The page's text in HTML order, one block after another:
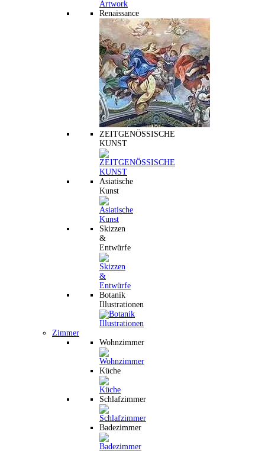
Renaissance
ZEITGENÖSSISCHE
KUNST
Asiatische
Kunst
Skizzen
&
Entwürfe
Botanik
Illustrationen
Zimmer
Wohnzimmer
Küche
Schlafzimmer
Badezimmer